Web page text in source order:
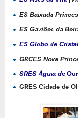
ES Baixada
ES Gaviões da
ES Globo de Cristal
GRCES Nova
SRES Águia de
GRES Cidade de